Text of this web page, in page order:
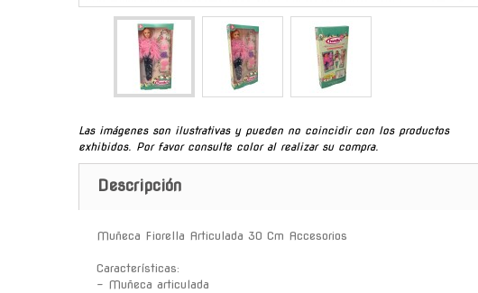
Las imágenes son ilustrativas y pueden no coincidir con los productos
exhibidos. Por favor consulte color al realizar su compra.
Descripción
Muñeca Fiorella Articulada 30 Cm Accesorios
Características:
- Muñeca articulada